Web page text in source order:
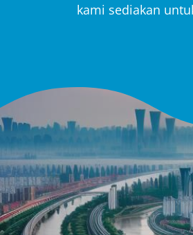
kami sediakan